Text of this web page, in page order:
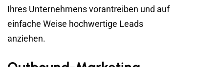
Ihres Unternehmens vorantreiben und auf
einfache Weise hochwertige Leads
anziehen.